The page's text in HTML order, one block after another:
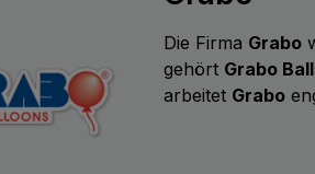
Die Firma Grabo
gehört Grabo
arbeitet Grabo